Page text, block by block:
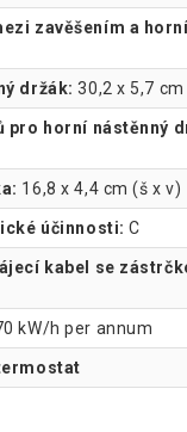
zavěšením a
držák: 30,2 x 5,7 cm
pro horní nástěnný
16,8 x 4,4 cm (š x v)
účinnosti: C
kabel se
kW/h per annum